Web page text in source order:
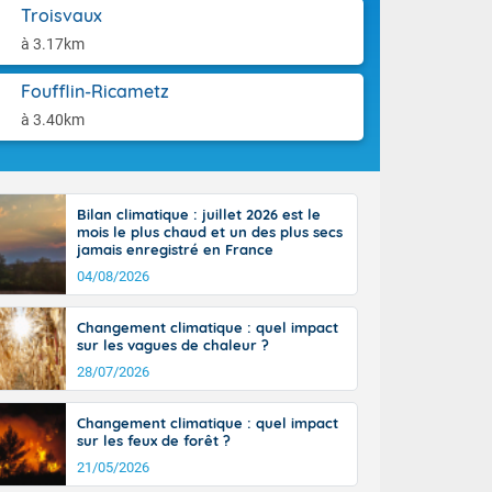
Troisvaux
à 3.17km
Foufflin-Ricametz
à 3.40km
avec des
sur le sud
sur la
à nord-ouest
Alpes à
terres et 20
du
50-60 km/h
les
l'après-
Bilan climatique : juillet 2026 est le
mois le plus chaud et un des plus secs
jamais enregistré en France
04/08/2026
Changement climatique : quel impact
sur les vagues de chaleur ?
28/07/2026
Changement climatique : quel impact
sur les feux de forêt ?
21/05/2026